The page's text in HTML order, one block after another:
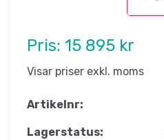
Pris: 15 895 kr
Visar priser exkl. moms
Artikelnr:
Lagerstatus: